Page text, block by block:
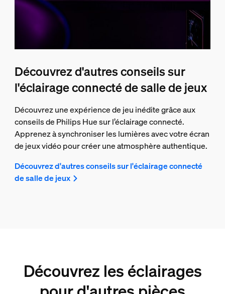
Découvrez d'autres conseils sur
l'éclairage connecté de salle de jeux
Découvrez une expérience de jeu inédite grâce aux
conseils de Philips Hue sur l’éclairage connecté.
Apprenez à synchroniser les lumières avec votre écran
de jeux vidéo pour créer une atmosphère authentique.
Découvrez d'autres conseils sur l'éclairage connecté
de salle de jeux
Découvrez les éclairages